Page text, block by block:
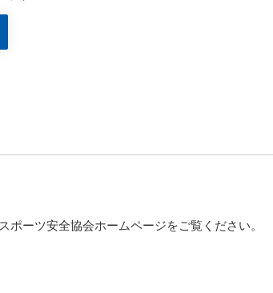
ポーツ安全協会ホームページをご覧ください。